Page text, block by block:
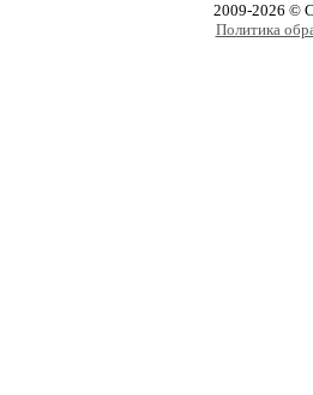
2009-2026 ©
Политика